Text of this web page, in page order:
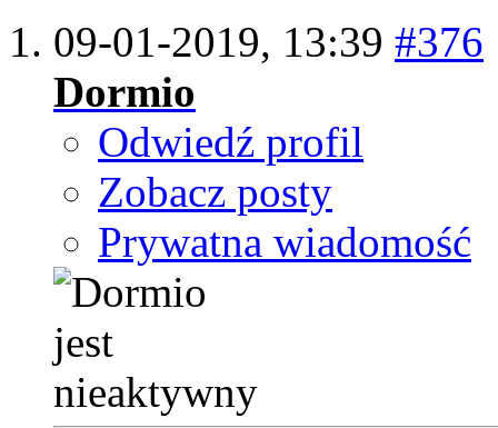
09-01-2019, 13:39 #376
Dormio
Odwiedź profil
Zobacz posty
Prywatna wiadomość